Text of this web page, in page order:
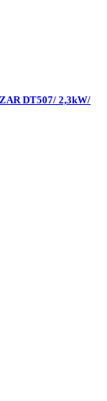
DT507/ 2,3kW/